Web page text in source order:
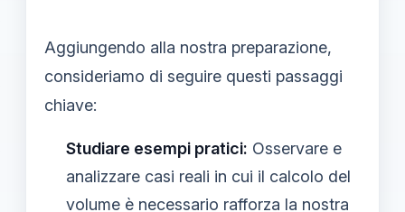
Aggiungendo alla nostra preparazione,
consideriamo di seguire questi passaggi
chiave:
Studiare esempi pratici: Osservare e
analizzare casi reali in cui il calcolo del
volume è necessario rafforza la nostra